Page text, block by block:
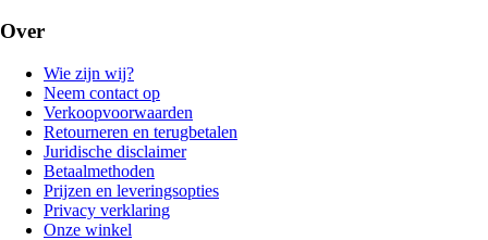
Over
Wie zijn wij?
Neem contact op
Verkoopvoorwaarden
Retourneren en terugbetalen
Juridische disclaimer
Betaalmethoden
Prijzen en leveringsopties
Privacy verklaring
Onze winkel